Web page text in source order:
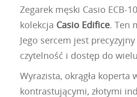
Zegarek męski Casio ECB-
kolekcja Casio Edifice. Ten
Jego sercem jest
czytelność i dostęp do
Wyrazista, okrągła koperta
kontrastującymi, złotymi